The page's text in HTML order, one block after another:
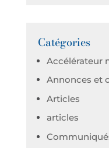
Catégories
Accélérateur
Annonces et
Articles
articles